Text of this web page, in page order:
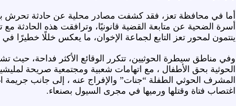
أما في محافظة تعز، فقد كشفت مصادر محلية عن حادثة تحرش
أسرة الضحية عن متابعة القضية قانونيًا، وترافقت هذه
ينتمون لمحور تعز التابع لجماعة الإخوان، ما يعكس خللًا خطيرًا
وفي مناطق سيطرة الحوثيين، تتكرر الوقائع الأكثر فداحة، حيث
الحوثية بحق الأطفال ، مع اتهامات شعبية ومجتمعية صريحة
المشرف الحوثي الطفلة “جنات” والإفراج عنه ، إلى جانب
اغتصاب فتاة وقتلها ورميها في مجرى السيول بصنعاء.